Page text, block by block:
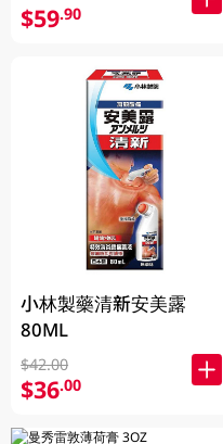
$59.90
小林製藥清新安美露
80ML
$42.00
$36.00